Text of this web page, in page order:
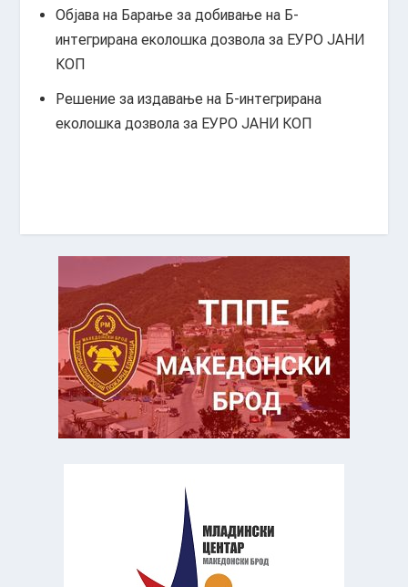
Објава на Барање за добивање на Б-
интегрирана еколошка дозвола за ЕУРО ЈАНИ
КОП
Решение за издавање на Б-интегрирана
еколошка дозвола за ЕУРО ЈАНИ КОП